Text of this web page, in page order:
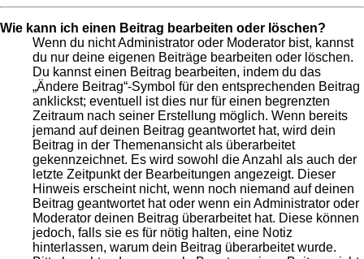
Wie kann ich einen Beitrag bearbeiten oder löschen?
Wenn du nicht Administrator oder Moderator bist, kannst
du nur deine eigenen Beiträge bearbeiten oder löschen.
Du kannst einen Beitrag bearbeiten, indem du das
„Ändere Beitrag“-Symbol für den entsprechenden Beitrag
anklickst; eventuell ist dies nur für einen begrenzten
Zeitraum nach seiner Erstellung möglich. Wenn bereits
jemand auf deinen Beitrag geantwortet hat, wird dein
Beitrag in der Themenansicht als überarbeitet
gekennzeichnet. Es wird sowohl die Anzahl als auch der
letzte Zeitpunkt der Bearbeitungen angezeigt. Dieser
Hinweis erscheint nicht, wenn noch niemand auf deinen
Beitrag geantwortet hat oder wenn ein Administrator oder
Moderator deinen Beitrag überarbeitet hat. Diese können
jedoch, falls sie es für nötig halten, eine Notiz
hinterlassen, warum dein Beitrag überarbeitet wurde.